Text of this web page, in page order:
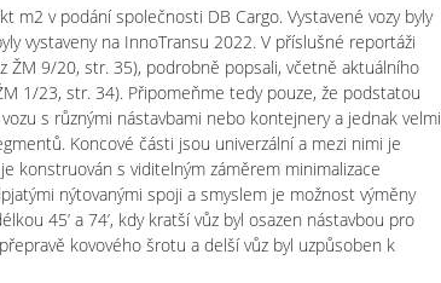
m2 v podání společnosti DB Cargo. Vystavené vozy byly
vystaveny na InnoTransu 2022. V příslušné reportáži
ŽM 9/20, str. 35), podrobně popsali, včetně aktuálního
1/23, str. 34). Připomeňme tedy pouze, že podstatou
s různými nástavbami nebo kontejnery a jednak velmi
Koncové části jsou univerzální a mezi nimi je
konstruován s viditelným záměrem minimalizace
nýtovanými spoji a smyslem je možnost výměny
45’ a 74’, kdy kratší vůz byl osazen nástavbou pro
kovového šrotu a delší vůz byl uzpůsoben k